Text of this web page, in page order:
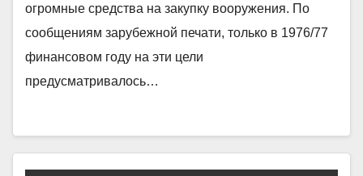
огромные средства на закупку вооружения. По
сообщениям зарубежной печати, только в 1976/77
финансовом году на эти цели
предусматривалось…